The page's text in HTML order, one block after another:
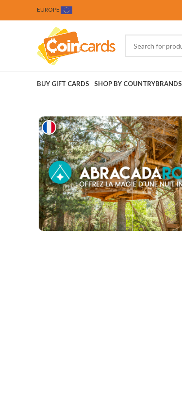
EUROPE
BUY GIFT CARDS SHOP BY COUNTRYBRANDS